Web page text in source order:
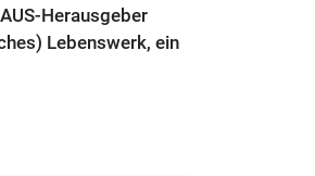
Herausgeber
Lebenswerk, ein